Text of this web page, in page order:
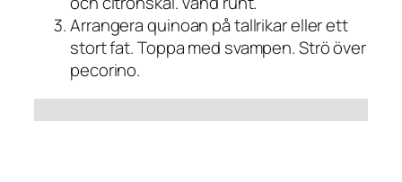
Arrangera quinoan på tallrikar eller ett
stort fat. Toppa med svampen. Strö över
pecorino.